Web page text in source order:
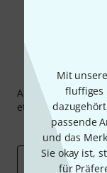
Mit
fluffiges
passende
und das
Sie okay ist,
für
Abonniere den
etwas Glück
E-Mail-Adresse